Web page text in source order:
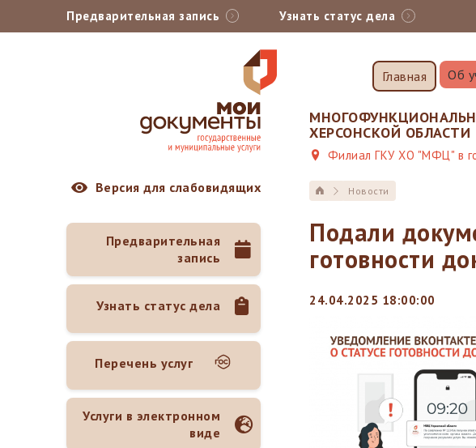
Предварительная запись Узнать статус дела
Главная Об
ХЕРСОНСКОЙ ОБЛАСТИ
Филиал ГКУ ХО "МФЦ" в
Версия для слабовидящих
Предварительная
запись
Узнать статус дела
Перечень услуг
Услуги в электронном
виде
Новости
Подали
готовности
24.04.2025 18:00:00